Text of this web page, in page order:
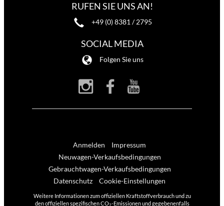
RUFEN SIE UNS AN!
+49 (0) 8381 / 2795
SOCIAL MEDIA
Folgen Sie uns
Anmelden
Impressum
Neuwagen-Verkaufsbedingungen
Gebrauchtwagen-Verkaufsbedingungen
Datenschutz
Cookie-Einstellungen
Weitere Informationen zum offiziellen Kraftstoffverbrauch und zu
den offiziellen spezifischen CO2-Emissionen und gegebenenfalls